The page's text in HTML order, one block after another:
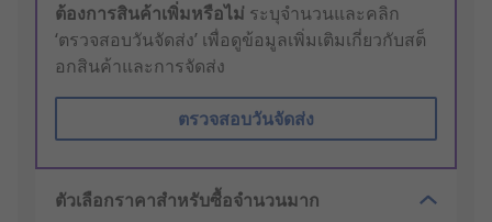
ต้องการสินค้าเพิ่มหรือไม่ ระบุจำนวนและคลิก
‘ตรวจสอบวันจัดส่ง’ เพื่อดูข้อมูลเพิ่มเติมเกี่ยวกับสต็
อกสินค้าและการจัดส่ง
ตรวจสอบวันจัดส่ง
ตัวเลือกราคาสำหรับซื้อจำนวนมาก